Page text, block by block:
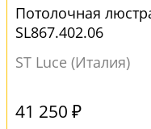
Потолочная
SL867.402.06
ST Luce (Италия)
41 250 ₽